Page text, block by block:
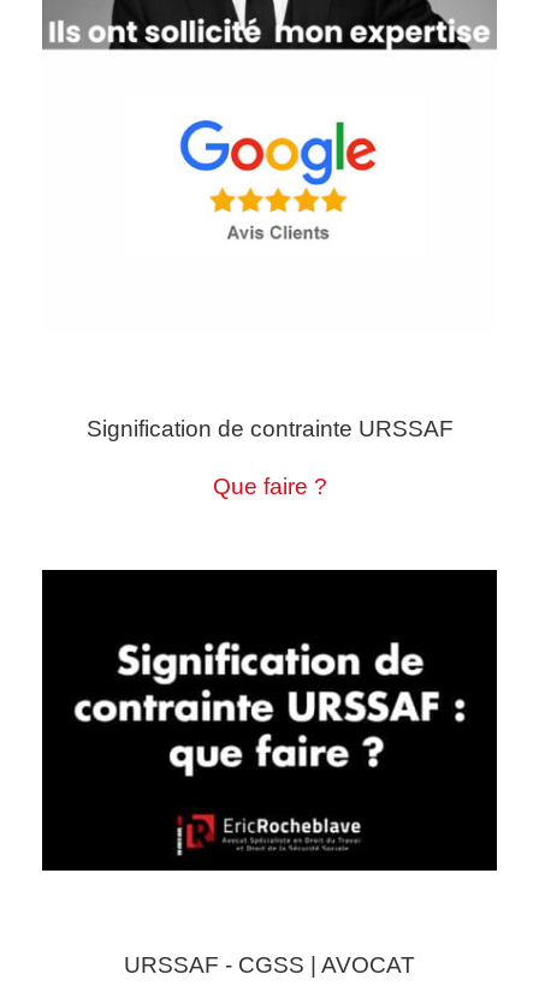
Signification de contrainte URSSAF
Que faire ?
URSSAF - CGSS | AVOCAT